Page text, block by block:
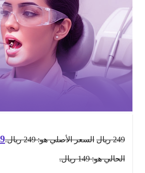
ريال السعر الأصلي هو: 249 ريال. 149
الحالي هو: 149 ريال.